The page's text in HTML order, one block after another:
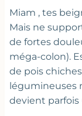
Miam , tes
Mais ne
de fortes
méga-colon).
de pois
légumineuses
devient parfois